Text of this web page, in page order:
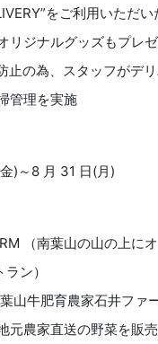
をご利用いただい
リジナルグッズもプレ
止の為、スタッフがデ
管理を実施
)～8 月 31 日(月)
（南葉山の山の上に
ン）
山牛肥育農家石井ファ
元農家直送の野菜を販売